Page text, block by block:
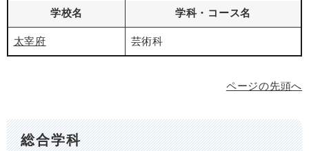
学校名 学科・コース名
太宰府 芸術科
ページの先頭へ
総合学科